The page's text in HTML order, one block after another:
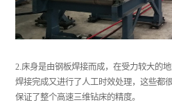
2.床身是由钢板焊接而成，在受力较大的
焊接完成又进行了人工时效处理，这些都
保证了整个高速三维钻床的精度。